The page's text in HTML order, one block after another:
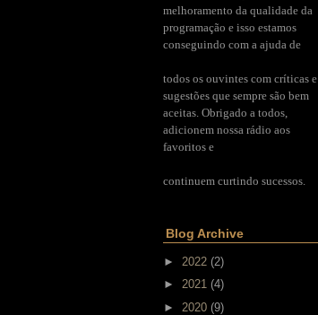
melhoramento da qualidade da
programação e isso estamos
conseguindo com a ajuda de
todos os ouvintes com críticas e
sugestões que sempre são bem
aceitas. Obrigado a todos,
adicionem nossa rádio aos
favoritos e
continuem curtindo sucessos.
Blog Archive
► 2022 (2)
► 2021 (4)
► 2020 (9)